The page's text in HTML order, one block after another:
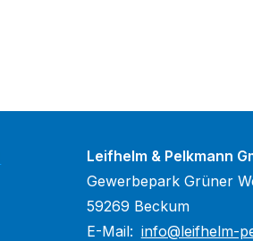
Leifhelm & Pelkmann
Gewerbepark Grüner
59269 Beckum
E-Mail: info@leifhelm-